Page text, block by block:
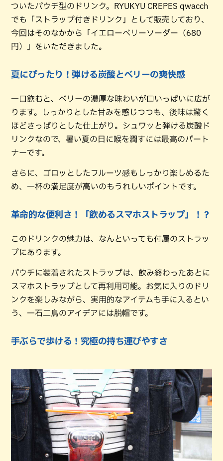
ついたパウチ型のドリンク。RYUKYU CREPES qwacch
でも「ストラップ付きドリンク」として販売しており、
今回はそのなかから「イエローベリーソーダー（680
円）」をいただきました。
夏にぴったり！弾ける炭酸とベリーの爽快感
一口飲むと、ベリーの濃厚な味わいが口いっぱいに広が
ります。しっかりとした甘みを感じつつも、後味は驚く
ほどさっぱりとした仕上がり。シュワッと弾ける炭酸ド
リンクなので、暑い夏の日に喉を潤すには最高のパート
ナーです。
さらに、ゴロッとしたフルーツ感もしっかり楽しめるた
め、一杯の満足度が高いのもうれしいポイントです。
革命的な便利さ！「飲めるスマホストラップ」！？
このドリンクの魅力は、なんといっても付属のストラッ
プにあります。
パウチに装着されたストラップは、飲み終わったあとに
スマホストラップとして再利用可能。お気に入りのドリ
ンクを楽しみながら、実用的なアイテムも手に入るとい
う、一石二鳥のアイデアには脱帽です。
手ぶらで歩ける！究極の持ち運びやすさ